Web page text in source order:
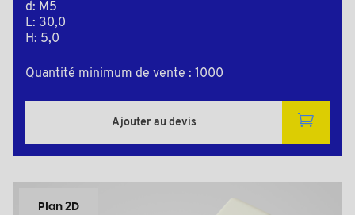
d: M5
L: 30,0
H: 5,0
Quantité minimum de vente : 1000
Ajouter au devis
Plan 2D